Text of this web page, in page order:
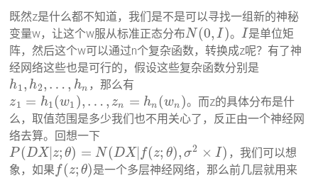
既然z是什么都不知道，我们是不是可以寻找一组新的神秘
变量w，让这个w服从标准正态分布N (0, I )。 I是单位矩
阵，然后这个w可以通过n个复杂函数，转换成z呢？有了神
经网络这些也是可行的，假设这些复杂函数分别是
h1, h2, … , hn ，那么有
z1 = h1 (w1 ), … , zn = hn (wn )。而z的具体分布是什
么，取值范围是多少我们也不用关心了，反正由一个神经网
络去算。回想一下
P (DX|z; θ) = N(DX| f(z; θ), σ2 × I) ，我们可以想
象，如果 f(z; θ)是一个多层神经网络，那么前几层就用来